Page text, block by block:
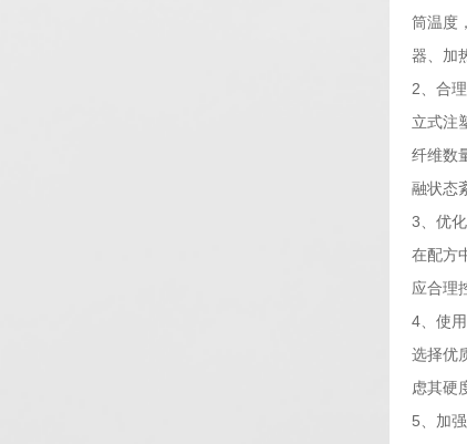
筒温度
器、加
2、合
立式注
纤维数
融状态
3、优
在配方
应合理
4、使
选择优
虑其硬
5、加